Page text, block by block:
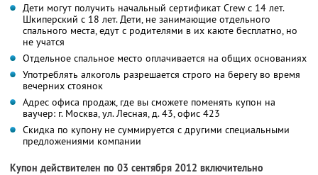
Дети могут получить начальный сертификат Crew с 14 лет.
Шкиперский с 18 лет. Дети, не занимающие отдельного
спального места, едут с родителями в их каюте бесплатно, но
не учатся
Отдельное спальное место оплачивается на общих основаниях
Употреблять алкоголь разрешается строго на берегу во время
вечерних стоянок
Адрес офиса продаж, где вы сможете поменять купон на
ваучер: г. Москва, ул. Лесная, д. 43, офис 423
Скидка по купону не суммируется с другими специальными
предложениями компании
Купон действителен по 03 сентября 2012 включительно